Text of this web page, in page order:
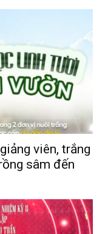
viên, trắng
sâm đến